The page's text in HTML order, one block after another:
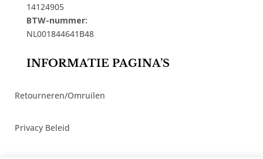
14124905
BTW-nummer:
NL001844641B48
INFORMATIE PAGINA’S
Retourneren/Omruilen
Privacy Beleid